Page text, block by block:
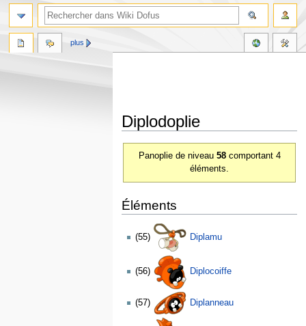
Diplodoplie
Panoplie de niveau 58comportant 4
éléments.
Éléments
(55) Diplamu
(56) Diplocoiffe
(57) Diplanneau
plus